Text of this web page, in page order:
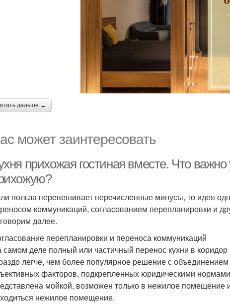
дальше →
может заинтересовать
прихожая гостиная вместе. Что
польза перевешивает перечисленные минусы, то идея
коммуникаций, согласованием перепланировки и
далее.
перепланировки и переноса коммуникаций
самом деле полный или частичный перенос кухни в
легче, чем более популярное решение с объединением
факторов, подкрепленных юридическими
мойкой, возможен только в нежилое помещение
нежилое помещение.